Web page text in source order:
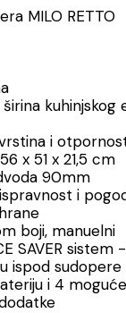
MILO RETTO
kuhinjskog
i
x 51 x 21,5 cm
90mm
i
boji, manuelni
SAVER
ispod sudopere
i 4